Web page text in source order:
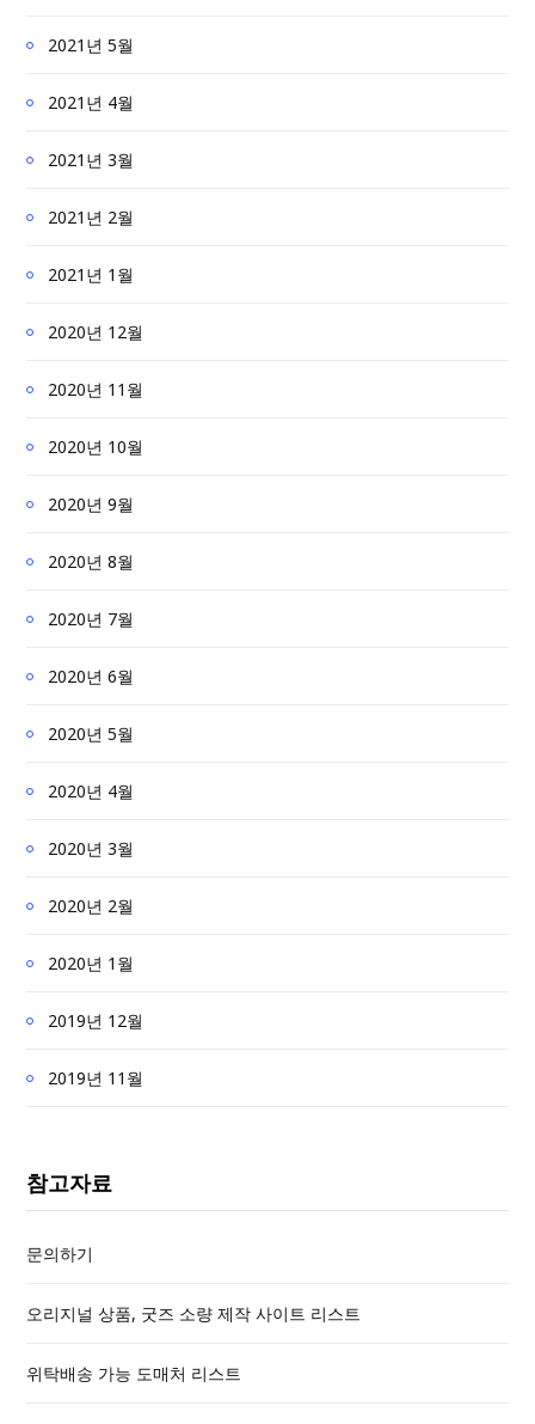
2021년 5월
2021년 4월
2021년 3월
2021년 2월
2021년 1월
2020년 12월
2020년 11월
2020년 10월
2020년 9월
2020년 8월
2020년 7월
2020년 6월
2020년 5월
2020년 4월
2020년 3월
2020년 2월
2020년 1월
2019년 12월
2019년 11월
참고자료
문의하기
오리지널 상품, 굿즈 소량 제작 사이트 리스트
위탁배송 가능 도매처 리스트